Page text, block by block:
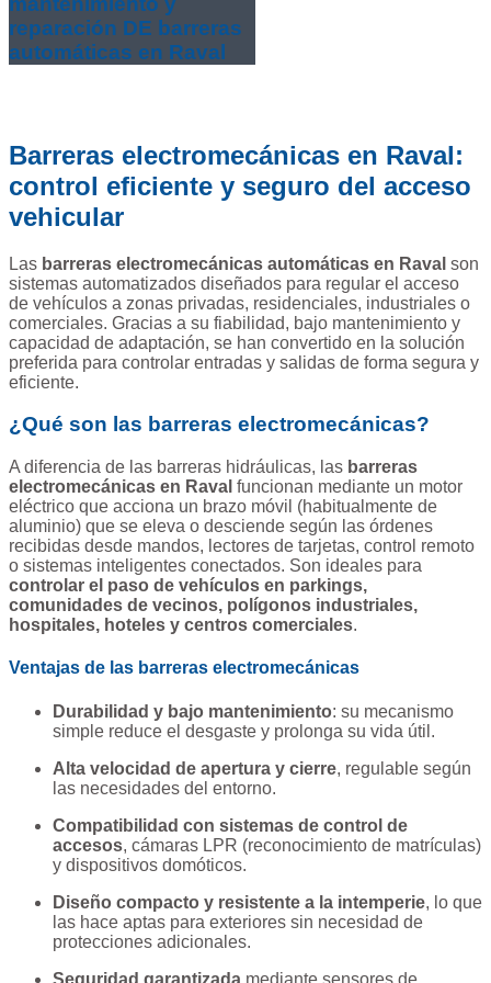
reparación DE barreras
automáticas en Raval
Barreras electromecánicas en Raval:
control eficiente y seguro del acceso
vehicular
Las barreras electromecánicas automáticas en Raval son
sistemas automatizados diseñados para regular el acceso
de vehículos a zonas privadas, residenciales, industriales o
comerciales. Gracias a su fiabilidad, bajo mantenimiento y
capacidad de adaptación, se han convertido en la solución
preferida para controlar entradas y salidas de forma segura y
eficiente.
¿Qué son las barreras electromecánicas?
A diferencia de las barreras hidráulicas, las barreras
electromecánicas en Raval funcionan mediante un motor
eléctrico que acciona un brazo móvil (habitualmente de
aluminio) que se eleva o desciende según las órdenes
recibidas desde mandos, lectores de tarjetas, control remoto
o sistemas inteligentes conectados. Son ideales para
controlar el paso de vehículos en parkings,
comunidades de vecinos, polígonos industriales,
hospitales, hoteles y centros comerciales.
Ventajas de las barreras electromecánicas
Durabilidad y bajo mantenimiento: su mecanismo
simple reduce el desgaste y prolonga su vida útil.
Alta velocidad de apertura y cierre, regulable según
las necesidades del entorno.
Compatibilidad con sistemas de control de
accesos, cámaras LPR (reconocimiento de matrículas)
y dispositivos domóticos.
Diseño compacto y resistente a la intemperie, lo que
las hace aptas para exteriores sin necesidad de
protecciones adicionales.
Seguridad garantizada mediante sensores de